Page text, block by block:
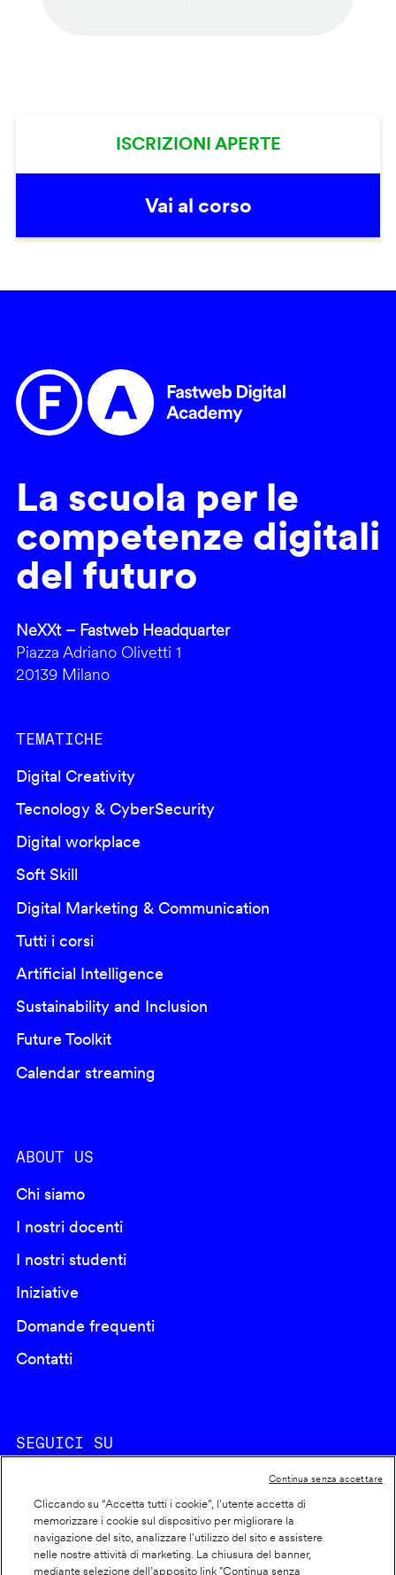
ISCRIZIONI APERTE
Vai al corso
La scuola per le
competenze digitali
del futuro
NeXXt – Fastweb Headquarter
Piazza Adriano Olivetti 1
20139 Milano
TEMATICHE
Digital Creativity
Tecnology & CyberSecurity
Digital workplace
Soft Skill
Digital Marketing & Communication
Tutti i corsi
Artificial Intelligence
Sustainability and Inclusion
Future Toolkit
Calendar streaming
ABOUT US
Chi siamo
I nostri docenti
I nostri studenti
Iniziative
Domande frequenti
Contatti
SEGUICI SU
Cookie policy
Cliccando su “Accetta tutti i cookie”, l'utente accetta di
memorizzare i cookie sul dispositivo per migliorare la
navigazione del sito, analizzare l'utilizzo del sito e assistere
nelle nostre attività di marketing. La chiusura del banner,
mediante selezione dell’apposito link "Continua senza
Continua senza accettare